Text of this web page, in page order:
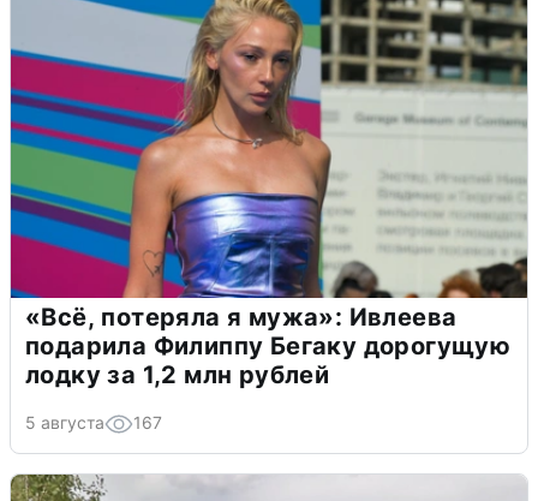
«Всё, потеряла я мужа»: Ивлеева
подарила Филиппу Бегаку дорогущую
лодку за 1,2 млн рублей
5 августа 167